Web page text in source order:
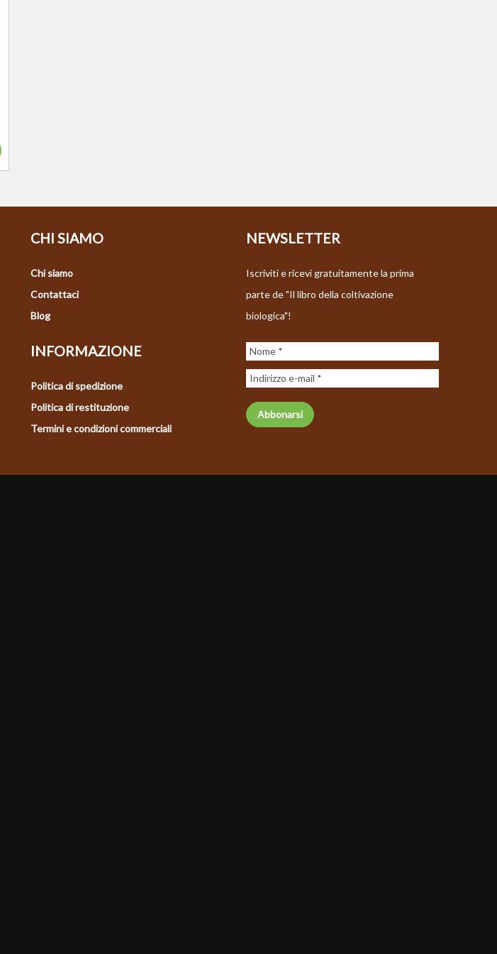
CHI SIAMO
Chi siamo
Contattaci
Blog
INFORMAZIONE
Politica di spedizione
Politica di restituzione
Termini e condizioni commerciali
NEWSLETTER
Iscriviti e ricevi gratuitamente la prima
parte de "Il libro della coltivazione
biologica"!